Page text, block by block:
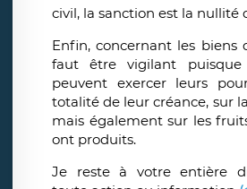
civil, la sanction est la nullité
Enfin, concernant les biens
faut être vigilant puisque
peuvent exercer leurs
totalité de leur créance, sur
mais également sur les
ont produits.
Je reste à votre entière